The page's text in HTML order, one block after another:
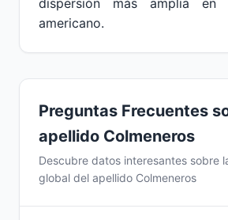
dispersión más amplia en
americano.
Preguntas Frecuentes
apellido Colmeneros
Descubre datos interesantes sobre
global del apellido Colmeneros